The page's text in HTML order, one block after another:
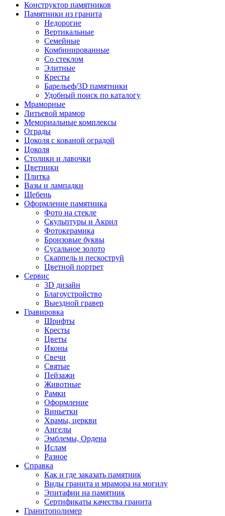
Конструктор памятников
Памятники из гранита
Недорогие
Вертикальные
Семейные
Комбинированные
Со стеклом
Элитные
Кресты
Барельеф/3D памятники
Удобный поиск по каталогу
Мраморные
Литьевой мрамор
Мемориальные комплексы
Ограды
Цоколя с кованой оградой
Цоколя
Столики и лавочки
Цветники
Плитка
Вазы и лампадки
Щебень
Оформление памятника
Фото на стекле
Скульптуры и Акрил
Фотокерамика
Бронзовые буквы
Сусальное золото
Скарпель и пескоструй
Цветной портрет
Сервис
3D дизайн
Благоустройство
Выездной гравер
Гравировка
Шрифты
Кресты
Цветы
Иконы
Свечи
Святые
Пейзажи
Животные
Рамки
Оформление
Виньетки
Храмы, церкви
Ангелы
Эмблемы, Ордена
Ислам
Разное
Справка
Как и где заказать памятник
Виды гранита и мрамора на могилу
Эпитафии на памятник
Сертификаты качества гранита
Гранитополимер